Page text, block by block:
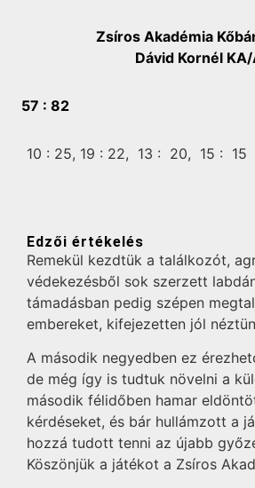
Zsíros Akadémia
Dávid Kornél KA/
57 : 82
10 : 25, 19 : 22, 13 : 20, 15 : 15
Edzői értékelés
Remekül kezdtük a találkozót,
védekezésből sok szerzett
támadásban pedig szépen
embereket, kifejezetten jól
A második negyedben ez
de még így is tudtuk növelni a
második félidőben hamar
kérdéseket, és bár hullámzott a
hozzá tudott tenni az újabb
Köszönjük a játékot a Zsíros